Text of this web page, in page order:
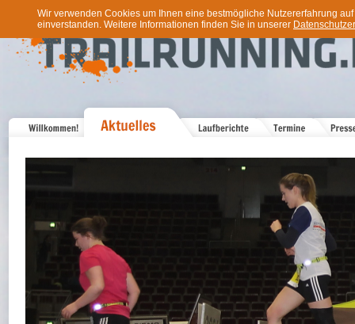
Wir verwenden Cookies um Ihnen eine bestmögliche Nutzererfahrung
einverstanden. Weitere Informationen finden Sie in unserer